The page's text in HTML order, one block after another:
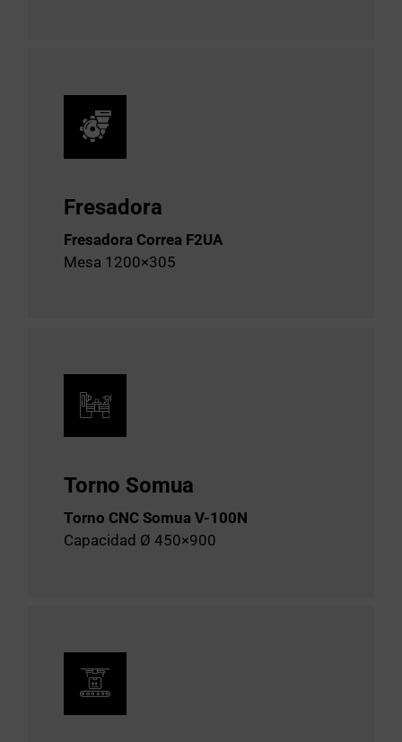
Fresadora
Fresadora Correa F2UA
Mesa 1200×305
Torno Somua
Torno CNC Somua V-100N
Capacidad Ø 450×900